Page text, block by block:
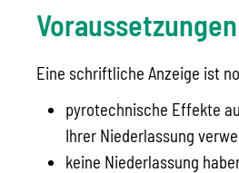
Voraussetzungen
Eine schriftliche Anzeige ist
pyrotechnische Effekte
Ihrer Niederlassung
keine Niederlassung